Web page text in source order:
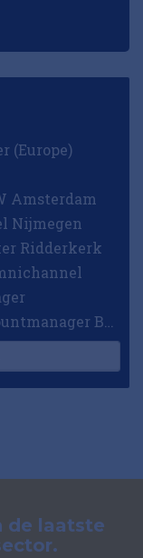
(Europe)
Amsterdam
Nijmegen
Ridderkerk
Checkpoint Systems Key Accountmanager Benelux
de laatste